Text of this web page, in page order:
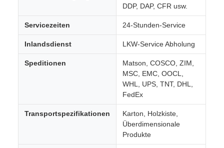
DDP, DAP, CFR usw.
Servicezeiten 24-Stunden-Service
Inlandsdienst LKW-Service Abholung
Speditionen
Matson, COSCO, ZIM,
MSC, EMC, OOCL,
WHL, UPS, TNT, DHL,
FedEx
Transportspezifikationen
Karton, Holzkiste,
Überdimensionale
Produkte